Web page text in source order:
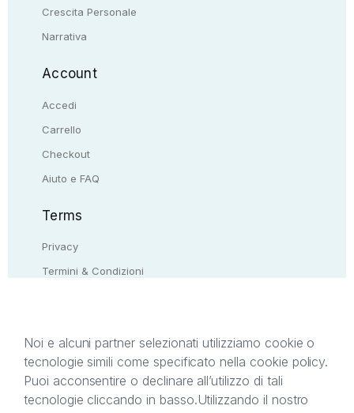
Crescita Personale
Narrativa
Account
Accedi
Carrello
Checkout
Aiuto e FAQ
Terms
Privacy
Termini & Condizioni
Il presente sito web è di proprietà di StreetLib S.r.l.
titolare di tutti i diritti di proprietà intellettuale
Noi e alcuni partner selezionati utilizziamo cookie o
tecnologie simili come specificato nella cookie policy.
Puoi acconsentire o declinare all’utilizzo di tali
tecnologie cliccando in basso.Utilizzando il nostro